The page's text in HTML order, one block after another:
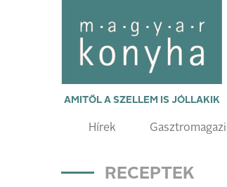
AMITŐL A SZELLEM IS JÓLLAKIK
Hírek
RECEPTEK